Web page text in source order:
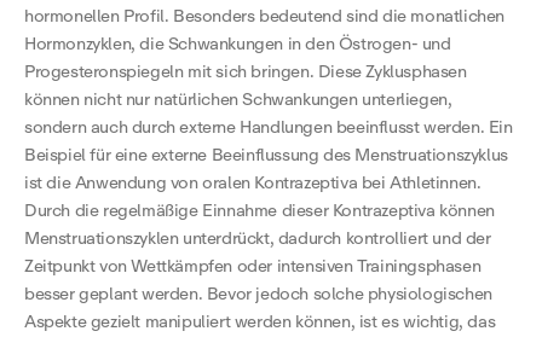
hormonellen Profil. Besonders bedeutend sind die monatlichen
Hormonzyklen, die Schwankungen in den Östrogen- und
Progesteronspiegeln mit sich bringen. Diese Zyklusphasen
können nicht nur natürlichen Schwankungen unterliegen,
sondern auch durch externe Handlungen beeinflusst werden. Ein
Beispiel für eine externe Beeinflussung des Menstruationszyklus
ist die Anwendung von oralen Kontrazeptiva bei Athletinnen.
Durch die regelmäßige Einnahme dieser Kontrazeptiva können
Menstruationszyklen unterdrückt, dadurch kontrolliert und der
Zeitpunkt von Wettkämpfen oder intensiven Trainingsphasen
besser geplant werden. Bevor jedoch solche physiologischen
Aspekte gezielt manipuliert werden können, ist es wichtig, das